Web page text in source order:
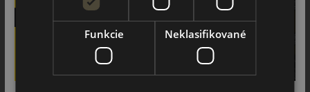
Kumho Tires je najväčším priemyselným konglomerátom
Južnej Kórei. Je to výrobca pneumatík Kumho, Samyang,
Marshal. Ich produkty sú známe hlavne v zaoceánskej oblasti,
kde sa montujú ako prvovýbava na mnohé vozidlá, ale aj
mnoho európskych výrobcov (Smart-Mercedes, Volkswagen),
ktorí obľubujú tieto pneumatiky kvôli výbornej kvalite a
Funkcie Neklasifikované